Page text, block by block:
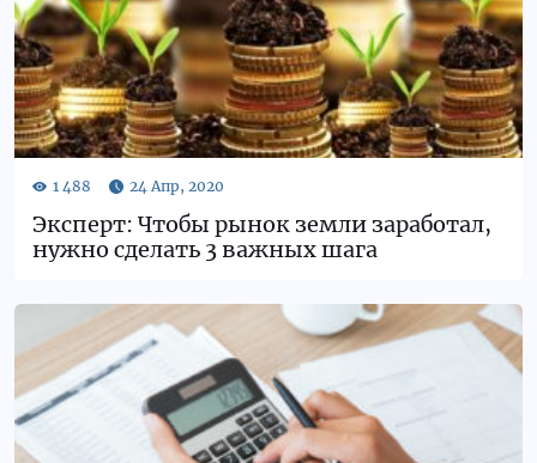
Эксперт: Чтобы рынок земли заработал,
нужно сделать 3 важных шага